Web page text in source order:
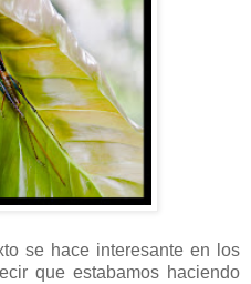
se hace interesante en los
que estabamos haciendo